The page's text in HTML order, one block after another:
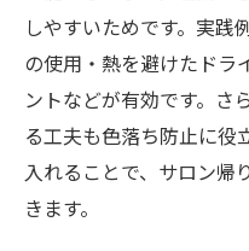
しやすいためです。実践
の使用・熱を避けたドラ
ントなどが有効です。さ
る工夫も色落ち防止に役
入れることで、サロン帰
きます。